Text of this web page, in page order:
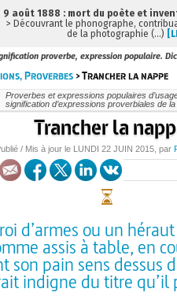
proverbe, expression populaire.
Proverbes > Trancher la nappe
Proverbes et expressions populaires
signification d’expressions proverbiales de
Trancher la
/ Mis à jour le LUNDI 22 JUIN 2015 , par
d’armes ou un
assis à table, en
son pain sens dessus
indigne du titre qu’il
9 août 1888 : mort du poète et
> Découvrant le phonographe,
de la photographie (…)